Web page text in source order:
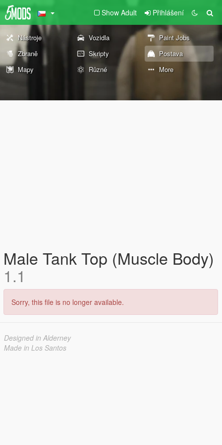
Show Adult Přihlášení
Nástroje Vozidla
Paint Jobs
Zbraně
Skripty
Postava
Mapy
Různé More
Male Tank Top (Muscle Body)
1.1
Sorry, this file is no longer available.
Designed in Alderney
Made in Los Santos